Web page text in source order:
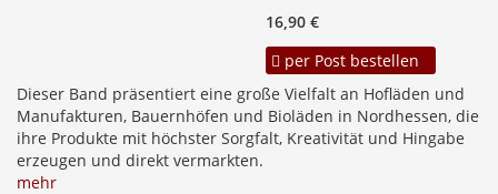
16,90 €
per Post bestellen
Dieser Band präsentiert eine große Vielfalt an Hofläden und
Manufakturen, Bauernhöfen und Bioläden in Nordhessen, die
ihre Produkte mit höchster Sorgfalt, Kreativität und Hingabe
erzeugen und direkt vermarkten.
mehr